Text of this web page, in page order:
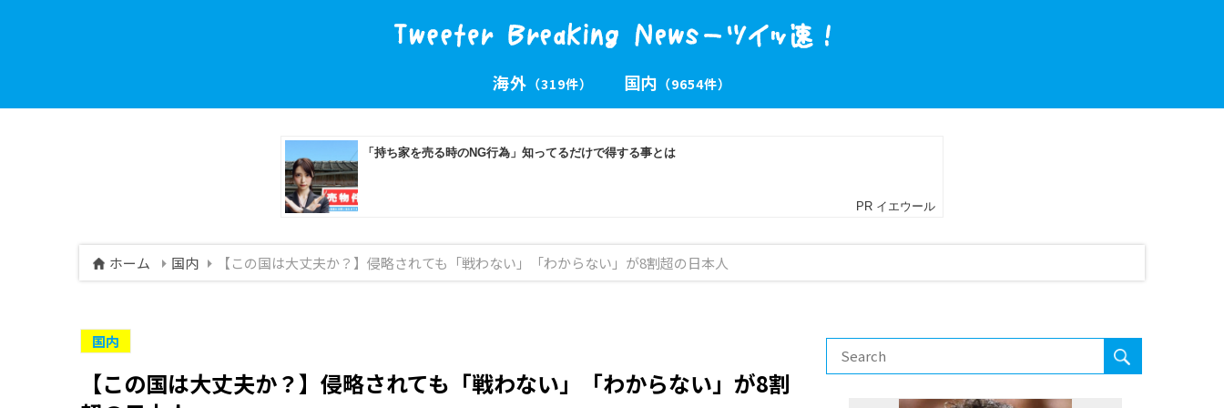
海外 （319件） 国内 （9654件）
ホーム 国内 【この国は大丈夫か？】侵略されても「戦わない」「わからない」が8割超の日本人
国内
【この国は大丈夫か？】侵略されても「戦わない」「わからない」が8割